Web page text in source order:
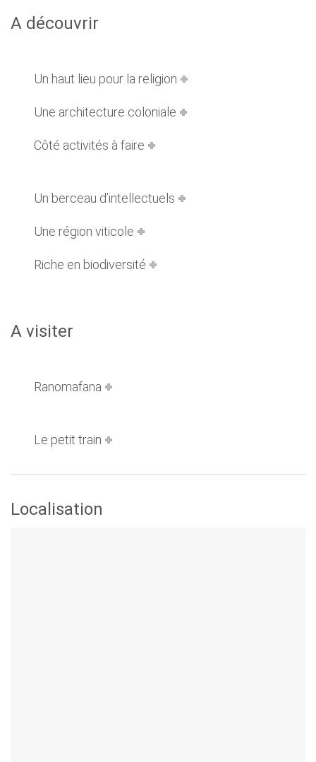
A découvrir
Un haut lieu pour la religion
Une architecture coloniale
Côté activités à faire
Un berceau d’intellectuels
Une région viticole
Riche en biodiversité
A visiter
Ranomafana
Le petit train
Localisation